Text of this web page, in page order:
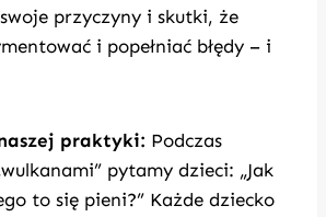
przyczyny i skutki, że
i popełniać błędy – i
praktyki: Podczas
pytamy dzieci: „Jak
to się pieni?” Każde dziecko